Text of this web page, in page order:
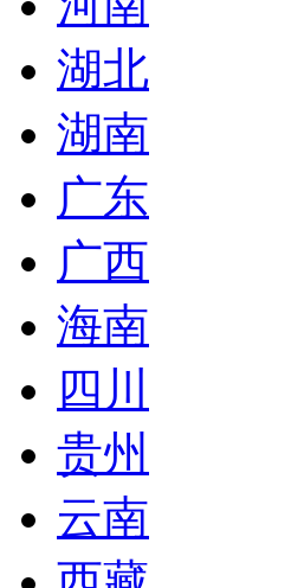
湖北
湖南
广东
广西
海南
四川
贵州
云南